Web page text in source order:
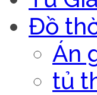
Đồ
Án
tủ